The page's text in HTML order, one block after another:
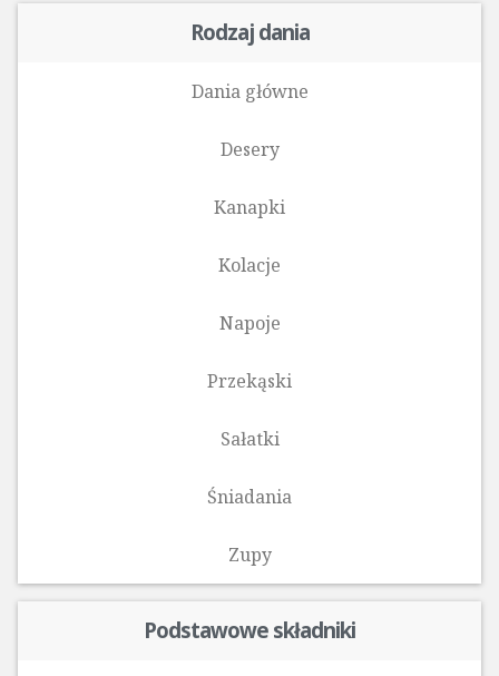
Rodzaj dania
Dania główne
Desery
Kanapki
Kolacje
Napoje
Przekąski
Sałatki
Śniadania
Zupy
Podstawowe składniki